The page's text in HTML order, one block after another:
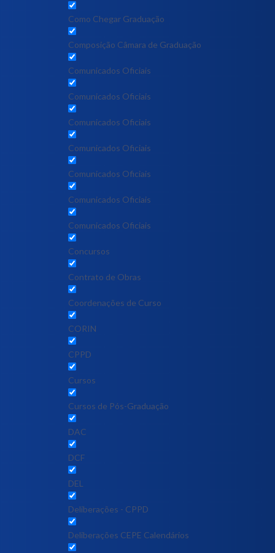
Como Chegar Graduação
Composição Câmara de Graduação
Comunicados Oficiais
Comunicados Oficiais
Comunicados Oficiais
Comunicados Oficiais
Comunicados Oficiais
Comunicados Oficiais
Comunicados Oficiais
Concursos
Contrato de Obras
Coordenações de Curso
CORIN
CPPD
Cursos
Cursos de Pós-Graduação
DAC
DCF
DEL
Deliberações - CPPD
Deliberações CEPE Calendários